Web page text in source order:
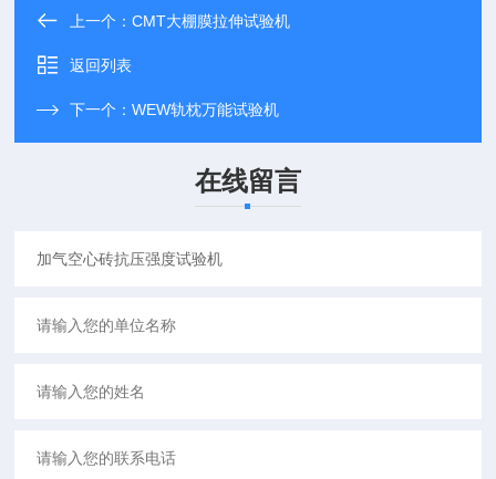
上一个：CMT大棚膜拉伸试验机
返回列表
下一个：WEW轨枕万能试验机
在线留言